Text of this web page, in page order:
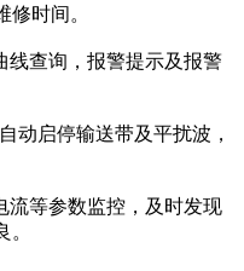
时间。
线查询，报警提示及报警
动启停输送带及平扰波，
流等参数监控，及时发现